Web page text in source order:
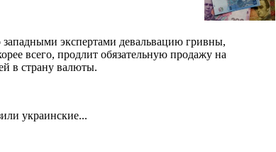
экспертами девальвацию гривны,
всего, продлит обязательную продажу на
в страну валюты.
украинские...